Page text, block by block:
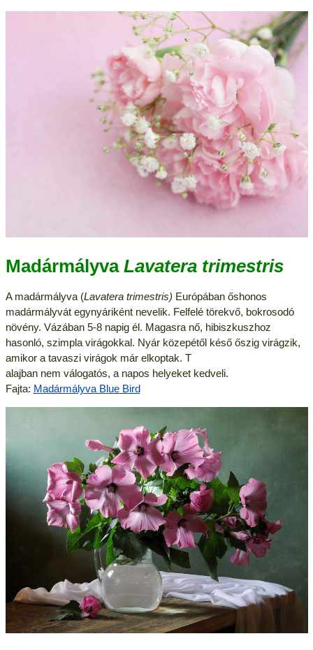
Madármályva Lavatera trimestris
A madármályva (Lavatera trimestris) Európában őshonos
madármályvát egynyáriként nevelik. Felfelé törekvő, bokrosodó
növény. Vázában 5-8 napig él. Magasra nő, hibiszkuszhoz
hasonló, szimpla virágokkal. Nyár közepétől késő őszig virágzik,
amikor a tavaszi virágok már elkoptak. T
alajban nem válogatós, a napos helyeket kedveli.
Fajta: Madármályva Blue Bird